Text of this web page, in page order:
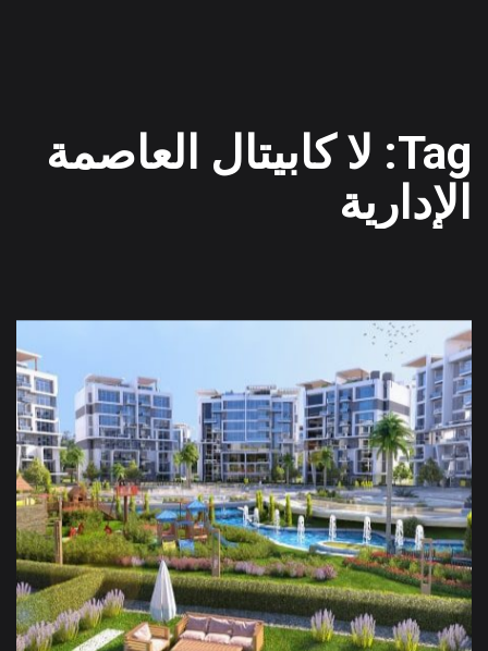
Tag: لا كابيتال العاصمة
الإدارية